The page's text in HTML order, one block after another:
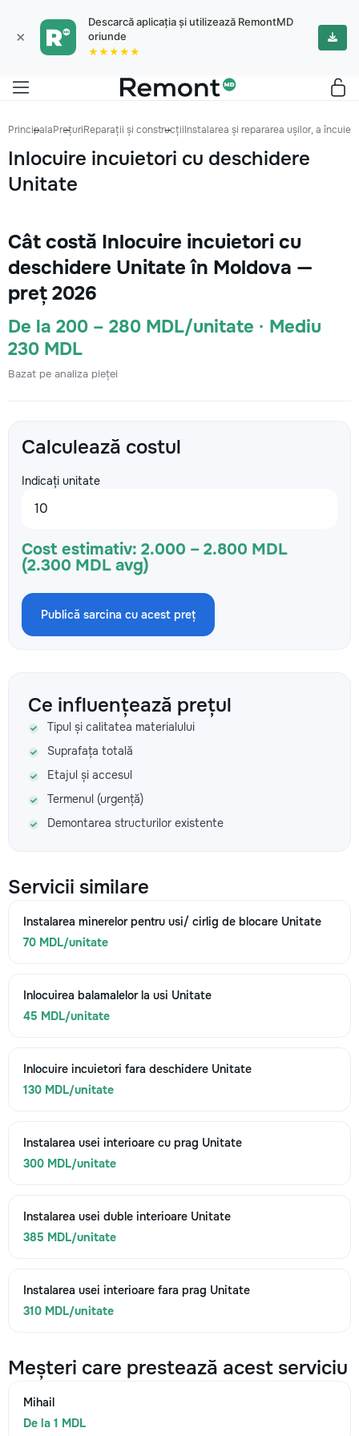
×
Descarcă aplicația și utilizează RemontMD
oriunde
★★★★★
PrincipalaPrețuriReparații și construcțiiInstalarea și repararea ușilor, a
Inlocuire incuietori cu deschidere
Unitate
Cât costă Inlocuire incuietori cu
deschidere Unitate în Moldova —
preț 2026
De la 200 – 280 MDL/unitate · Mediu
230 MDL
Bazat pe analiza pieței
Calculează costul
Indicați unitate
Cost estimativ: 2.000 – 2.800 MDL
(2.300 MDL avg)
Publică sarcina cu acest preț
Ce influențează prețul
Tipul și calitatea materialului
Suprafața totală
Etajul și accesul
Termenul (urgență)
Demontarea structurilor existente
Servicii similare
Instalarea minerelor pentru usi/ cirlig de blocare Unitate
70 MDL/unitate
Inlocuirea balamalelor la usi Unitate
45 MDL/unitate
Inlocuire incuietori fara deschidere Unitate
130 MDL/unitate
Instalarea usei interioare cu prag Unitate
300 MDL/unitate
Instalarea usei duble interioare Unitate
385 MDL/unitate
Instalarea usei interioare fara prag Unitate
310 MDL/unitate
Meșteri care prestează acest serviciu
Mihail
De la 1 MDL